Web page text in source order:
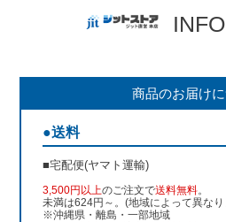
商品のお届け
●送料
■宅配便(ヤマト運輸)
3,500円以上のご注文で送料無料。
未満は624円～。(地域によって異な
※沖縄県・離島・一部地域